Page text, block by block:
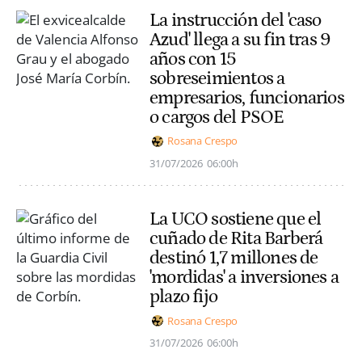
La instrucción del 'caso
Azud' llega a su fin tras 9
años con 15
sobreseimientos a
empresarios, funcionarios
o cargos del PSOE
Rosana Crespo
31/07/2026 06:00h
La UCO sostiene que el
cuñado de Rita Barberá
destinó 1,7 millones de
'mordidas' a inversiones a
plazo fijo
Rosana Crespo
31/07/2026 06:00h